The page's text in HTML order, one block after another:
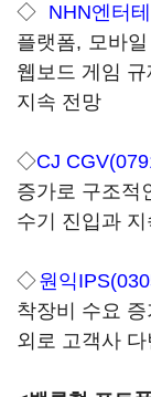
◇ NHN엔터
플랫폼, 모바
웹보드 게임
지속 전망
◇CJ
증가로 구조적
수기 진입과
◇원익
착장비 수요
외로 고객사